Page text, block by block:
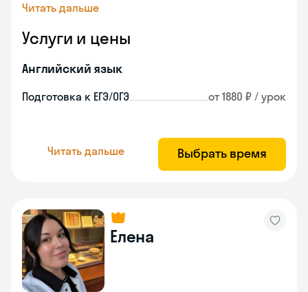
Читать дальше
Услуги и цены
Английский язык
Подготовка к ЕГЭ/ОГЭ от 1880 ₽ / урок
Читать дальше Выбрать время
Елена